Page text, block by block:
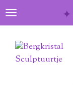
Ga
direct
hoofdinhoud
✦